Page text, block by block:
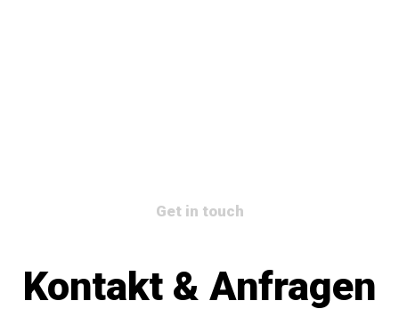
Get in touch
Kontakt & Anfragen